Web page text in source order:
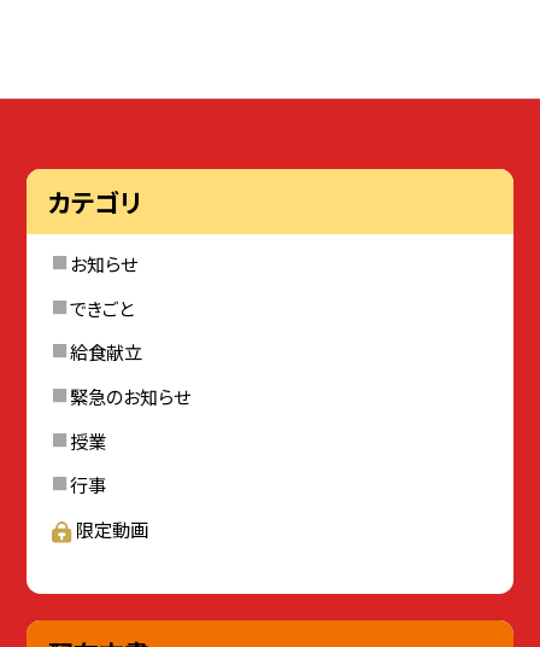
カテゴリ
お知らせ
できごと
給食献立
緊急のお知らせ
授業
行事
限定動画